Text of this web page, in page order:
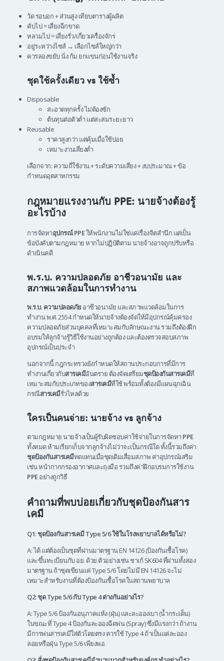
วัด รอบอก + ส่วนสูง เทียบตารางผู้ผลิต
คับไป = เสี่ยงฉีกขาด
หลวมไป = เสี่ยงรั่ว/เกี่ยวเครื่องจักร
อยู่ระหว่างไซส์ → เลือกไซส์ใหญ่กว่า
ควรลองขยับ นั่ง ก้ม ยกแขนก่อนใช้งานจริง
ชุดใช้ครั้งเดียว vs ใช้ซ้ำ
Disposable
สะอาดทุกครั้ง ไม่ต้องซัก
ต้นทุนต่อตัวต่ำ แต่สะสมระยะยาว
Reusable
ราคาสูงกว่า แต่คุ้มเมื่อใช้บ่อย
เหมาะงานเสี่ยงต่ำ
เลือกจาก: ความถี่ใช้งาน + ระดับความเสี่ยง + งบประมาณ + ข้อ
กำหนดอุตสาหกรรม
กฎหมายแรงงานกับ PPE: นายจ้างต้องรู้
อะไรบ้าง
การจัดหาอุปกรณ์ PPEให้พนักงานไม่ใช่แค่เรื่องจิตสำนึก แต่เป็น
ข้อบังคับตามกฎหมาย หากไม่ปฏิบัติตาม นายจ้างอาจถูกปรับหรือ
ดำเนินคดี
พ.ร.บ. ความปลอดภัย อาชีวอนามัย และ
สภาพแวดล้อมในการทำงาน
พ.ร.บ. ความปลอดภัย อาชีวอนามัย และสภาพแวดล้อมในการ
ทำงาน พ.ศ. 2554 กำหนดให้นายจ้างต้องจัดให้มีอุปกรณ์คุ้มครอง
ความปลอดภัยส่วนบุคคลที่เหมาะสมกับลักษณะงาน รวมถึงต้องฝึก
อบรมให้ลูกจ้างรู้วิธีใช้งานอย่างถูกต้อง และต้องตรวจสอบสภาพ
อุปกรณ์เป็นประจำ
นอกจากนี้ กฎกระทรวงยังกำหนดให้สถานประกอบการที่มีการ
ทำงานเกี่ยวกับสารเคมีอันตราย ต้องจัดเตรียมชุดป้องกันสารเคมีที่
เหมาะสมกับประเภทของสารเคมีที่ใช้ พร้อมทั้งต้องมีแผนฉุกเฉิน
กรณีสารเคมีรั่วไหลด้วย
ใครเป็นคนจ่าย: นายจ้าง vs ลูกจ้าง
ตามกฎหมาย นายจ้างเป็นผู้รับผิดชอบค่าใช้จ่ายในการจัดหา PPE
ทั้งหมด ห้ามเรียกเก็บจากลูกจ้างไม่ว่าจะเป็นกรณีใด ทั้งนี้รวมถึงค่า
ชุดป้องกันสารเคมีทดแทนเมื่อชุดเดิมเสื่อมสภาพ ค่าอุปกรณ์เสริม
เช่น หน้ากากกรองอากาศและถุงมือ รวมถึงค่าฝึกอบรมการใช้งาน
PPEอย่างถูกวิธี
คำถามที่พบบ่อยเกี่ยวกับชุดป้องกันสาร
เคมี
Q1: ชุดป้องกันสารเคมี Type 5/6 ใช้ในโรงพยาบาลได้หรือไม่?
A: ได้ แต่ต้องเป็นชุดที่ผ่านมาตรฐาน EN 14126 (ป้องกันเชื้อโรค)
และขึ้นทะเบียนกับ อย. ด้วย ตัวอย่างเช่น ชาเก้ SK604 ที่ผ่านทั้งสอง
มาตรฐาน ถ้าชุดเขียนแค่ Type 5/6 โดยไม่มี EN 14126 จะไม่
เหมาะสำหรับงานที่ต้องป้องกันเชื้อโรคในสถานพยาบาล
Q2: ชุด Type 5/6 กับ Type 4 ต่างกันอย่างไร?
A: Type 5/6 ป้องกันอนุภาคแห้ง (ฝุ่น) และละอองเบา (น้ำกระเด็น)
ในขณะที่ Type 4 ป้องกันละอองฉีดพ่น (Spray) ซึ่งมีแรงกว่า ถ้างาน
มีการพ่นสารเคมีใส่ตัวโดยตรง ควรใช้ Type 4 ถ้าเป็นแค่ละออง
ลอยหรือฝุ่น Type 5/6 เพียงพอ